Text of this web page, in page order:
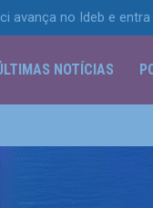
avança no Ideb e
NOTÍCIAS